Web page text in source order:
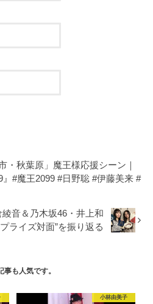
・秋葉原」魔王様応援シーン｜
』#魔王2099 #日野聡 #伊藤美来 #
音＆乃木坂46・井上和
ライズ対面”を振り返る
事も人気です。
小林由美子